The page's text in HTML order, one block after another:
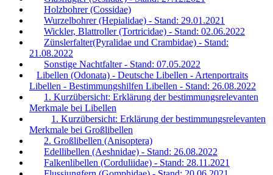
Holzbohrer (Cossidae)
Wurzelbohrer (Hepialidae) - Stand: 29.01.2021
Wickler, Blattroller (Tortricidae) - Stand: 02.06.2022
Zünslerfalter(Pyralidae und Crambidae) - Stand:
21.08.2022
Sonstige Nachtfalter - Stand: 07.05.2022
Libellen (Odonata) - Deutsche Libellen - Artenportraits
Libellen - Bestimmungshilfen Libellen - Stand: 26.08.2022
1. Kurzübersicht: Erklärung der bestimmungsrelevanten
Merkmale bei Libellen
1. Kurzübersicht: Erklärung der bestimmungsrelevanten
Merkmale bei Großlibellen
2. Großlibellen (Anisoptera)
Edellibellen (Aeshnidae) - Stand: 26.08.2022
Falkenlibellen (Corduliidae) - Stand: 28.11.2021